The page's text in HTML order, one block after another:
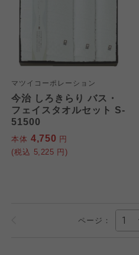
マツイコーポレーション
今治 しろきらり バス・
フェイスタオルセット S-
51500
本体 4,750 円
(税込 5,225 円)
ページ：